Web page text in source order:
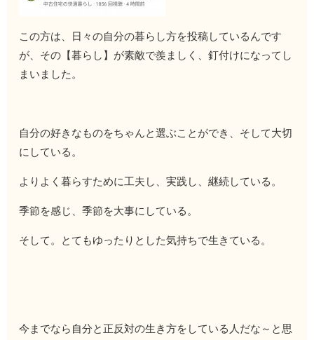
この方は、日々の自分の暮らし方を投稿しているんです
が、その【暮らし】が素敵で羨ましく、釘付けになってし
まいました。
自分の好きなものをちゃんと選ぶことができ、そして大切
にしている。
よりよく暮らすために工夫し、実践し、継続している。
季節を感じ、季節を大事にしている。
そして。とてもゆったりとした気持ちで生きている。
今までなら自分と正反対の生き方をしている人だな～と思